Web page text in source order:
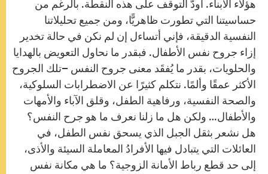
هؤلاء الأبناء. أودّ التوقف على هذه النقطة. بالرغم من
حساسيتنا التي تطورت ظاهريًّا، ومن جميع تحليلاتنا
النفسية الدقيقة، فإني أتساءل إن لم نكن في حالة تخدير
إزاء جروح نفس الأطفال. فبقدر ما نحاول التعويض بالهدايا
والحلويات، بقدر ما يُفقَد معنى جروح النفس –تلك الجروح
الأكثر عمقًا وألمًا. نتكلم كثيرًا عن الاضطرابات السلوكية،
والصحة النفسية، ورفاهية الطفل، وقلق الآباء والأمهات
والأطفال… ولكن هل ما زلنا نعرف ما هو جرح النفس؟
هل نشعر بثقل الجبل الذي يسحق نفس الطفل، في
العائلات التي يتبادل فيها الأفرادُ المعاملة السيئة والأذى،
إلى حد قطع رباط الأمانة الزوجية؟ ما هي مكانة نفس